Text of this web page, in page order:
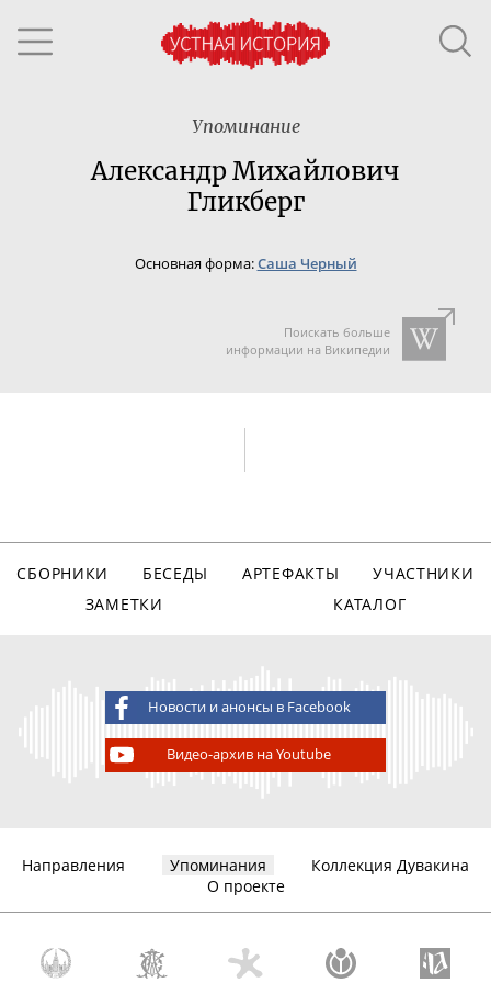
Упоминание
Александр Михайлович
Гликберг
Основная форма:Саша Черный
Поискать больше
информации на Википедии
СБОРНИКИ БЕСЕДЫ АРТЕФАКТЫ
УЧАСТНИКИ
ЗАМЕТКИ
КАТАЛОГ
Новости и анонсы в Facebook
Видео-архив на Youtube
Направления Упоминания
Коллекция Дувакина
О проекте